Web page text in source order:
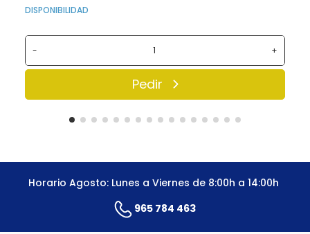
DISPONIBILIDAD
- +
Pedir
Horario Agosto: Lunes a Viernes de 8:00h a 14:00h
965 784 463